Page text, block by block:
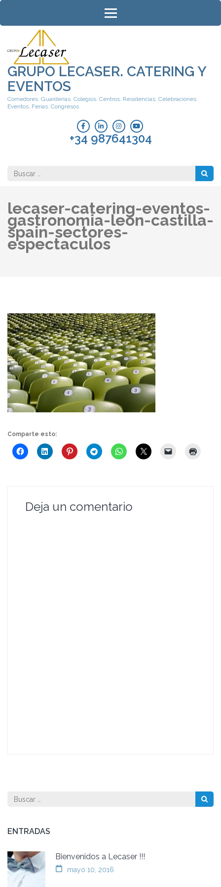
Saltar
contenido
(presiona
tecla
Intro)
GRUPO LECASER. CATERING Y
EVENTOS
Comedores. Guarderías. Colegios. Centros. Residencias. Celebraciones.
Eventos, Ferias. Congresos
+34 987641304
Buscar:
lecaser-catering-eventos-
gastronomia-leon-castilla-
spain-sectores-
espectaculos
Comparte esto:
Deja un comentario
Buscar:
ENTRADAS
Bienvenidos a Lecaser !!!
mayo 10, 2016